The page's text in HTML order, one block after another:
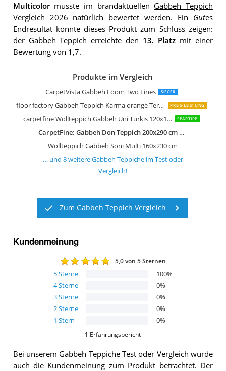
Multicolormusste im brandaktuellen Gabbeh Teppich
Vergleich 2026 natürlich bewertet werden. Ein Gutes
Endresultat konnte dieses Produkt zum Schluss zeigen:
der Gabbeh Teppich erreichte den 13. Platz mit einer
Bewertung von 1,7.
Produkte im Vergleich
CarpetVista Gabbeh Loom Two Lines SIEGER
floor factory Gabbeh Teppich Karma orange Terracotta 160x230 cm PREIS-LEISTUNG
carpetfine Wollteppich Gabbeh Uni Türkis 120x170 cm SPARTIPP
CarpetFine: Gabbeh Don Teppich 200x290 cm Multicolor
Wollteppich Gabbeh Soni Multi 160x230 cm
Wollteppich Gabbeh Don Multi
Morgenland Gabbeh Teppich 300 x
Wollteppich Gabbeh Uni Türkis
Theko Natur Teppich Indo Gabbeh
… und 8weitereGabbeh Teppicheim Test oder
Vergleich!
Zum Gabbeh Teppich Vergleich
Kundenmeinung
5,0von 5 Sternen
5Sterne 100%
4Sterne 0%
3Sterne 0%
2Sterne 0%
1 Stern 0%
1 Erfahrungsbericht
Bei unserem Gabbeh TeppicheTest oder Vergleich wurde
auch die Kundenmeinung zum Produkt betrachtet. Der